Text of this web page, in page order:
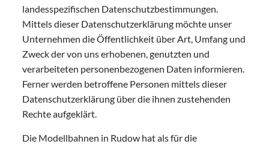
landesspezifischen Datenschutzbestimmungen.
Mittels dieser Datenschutzerklärung möchte unser
Unternehmen die Öffentlichkeit über Art, Umfang und
Zweck der von uns erhobenen, genutzten und
verarbeiteten personenbezogenen Daten informieren.
Ferner werden betroffene Personen mittels dieser
Datenschutzerklärung über die ihnen zustehenden
Rechte aufgeklärt.
Die Modellbahnen in Rudow hat als für die